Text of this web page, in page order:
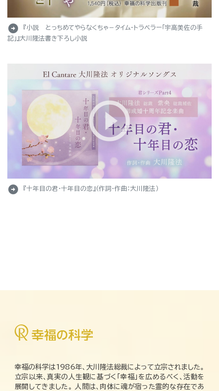
arrow_circle_right
『小説 とっちめてやらなくちゃ－タイム・トラベラー「宇高美佐の手
記」』大川隆法書き下ろし小説
arrow_circle_right 『十年目の君・十年目の恋』（作詞・作曲：大川隆法）
幸福の科学は1986年、大川隆法総裁によって立宗されました。
立宗以来、真実の人生観に基づく「幸福」を広めるべく、活動を
展開してきました。 人間は、肉体に魂が宿った霊的な存在であ